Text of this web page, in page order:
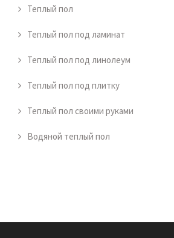
Теплый пол
Теплый пол под ламинат
Теплый пол под линолеум
Теплый пол под плитку
Теплый пол своими руками
Водяной теплый пол